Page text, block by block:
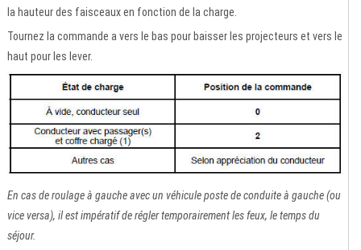
la hauteur des faisceaux en fonction de la charge.
Tournez la commande a vers le bas pour baisser les projecteurs et vers le
haut pour les lever.
En cas de roulage à gauche avec un véhicule poste de conduite à gauche (ou
vice versa), il est impératif de régler temporairement les feux, le temps du
séjour.